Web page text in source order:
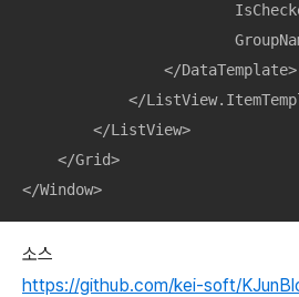
                </DataTemplate>
</
        </ListView>
    </Grid>
</Window>
소스
https://github.com/kei-soft/